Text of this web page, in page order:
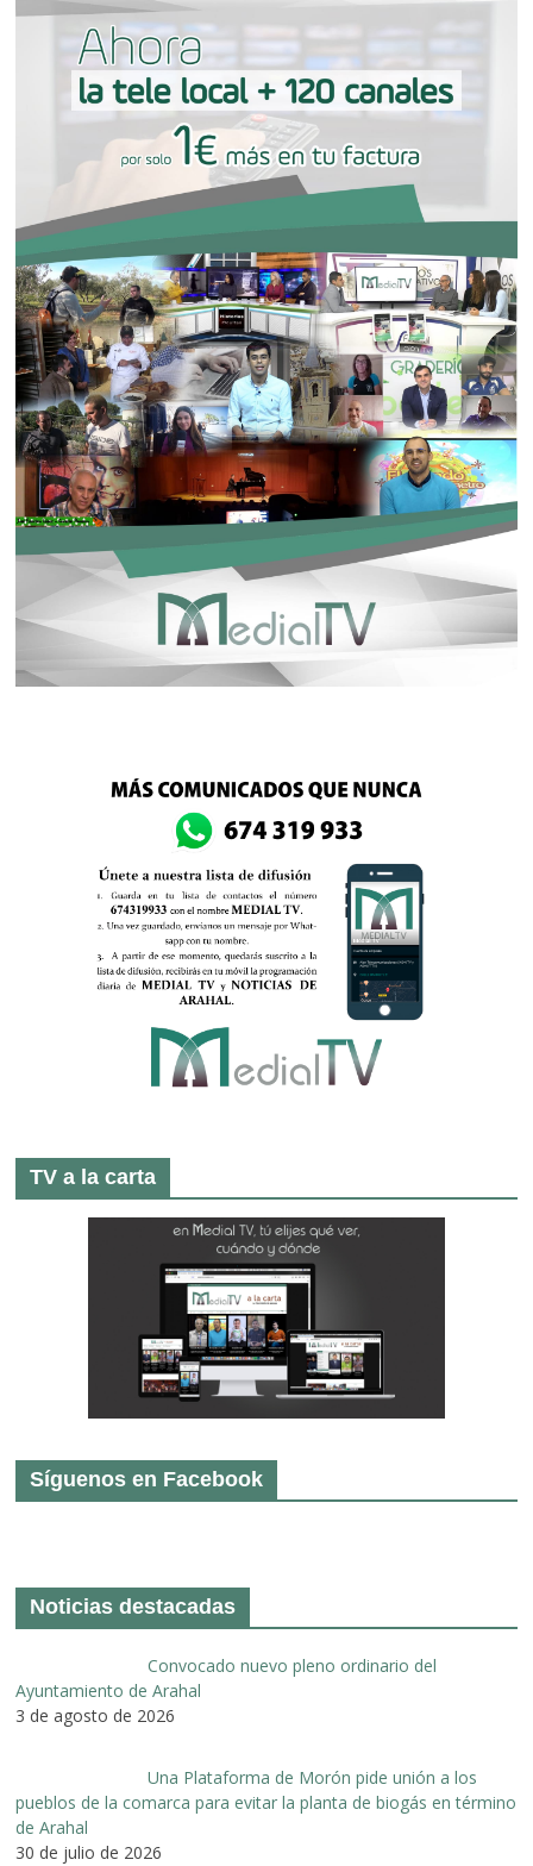
TV a la carta
Síguenos en Facebook
Noticias destacadas
Convocado nuevo pleno ordinario del
Ayuntamiento de Arahal
3 de agosto de 2026
Una Plataforma de Morón pide unión a los
pueblos de la comarca para evitar la planta de biogás en término
de Arahal
30 de julio de 2026